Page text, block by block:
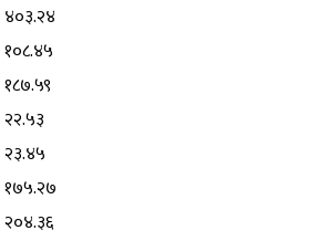
४०३.२४
१०८.४५
१८७.५९
२२.५३
२३.४५
१७५.२७
२०४.३६